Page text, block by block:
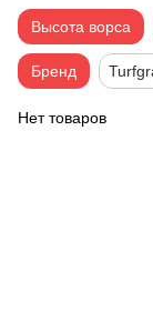
Высота ворса
Бренд
Нет товаров